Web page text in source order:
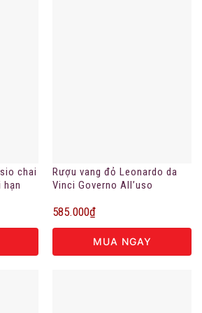
chai
hạn
Rượu vang đỏ Leonardo da
Vinci Governo All’uso
585.000₫
MUA NGAY